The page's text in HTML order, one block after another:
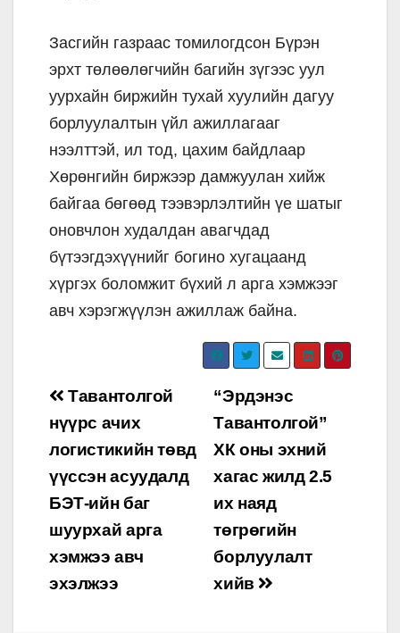
Засгийн газраас томилогдсон Бүрэн
эрхт төлөөлөгчийн багийн зүгээс уул
уурхайн биржийн тухай хуулийн дагуу
борлуулалтын үйл ажиллагааг
нээлттэй, ил тод, цахим байдлаар
Хөрөнгийн биржээр дамжуулан хийж
байгаа бөгөөд тээвэрлэлтийн үе шатыг
оновчлон худалдан авагчдад
бүтээгдэхүүнийг богино хугацаанд
хүргэх боломжит бүхий л арга хэмжээг
авч хэрэгжүүлэн ажиллаж байна.
Post
navigation
“Эрдэнэс
Тавантолгой”
ХК оны эхний
хагас жилд 2.5
их наяд
төгрөгийн
борлуулалт
хийв
Тавантолгой
нүүрс ачих
логистикийн төвд
үүссэн асуудалд
БЭТ-ийн баг
шуурхай арга
хэмжээ авч
эхэлжээ